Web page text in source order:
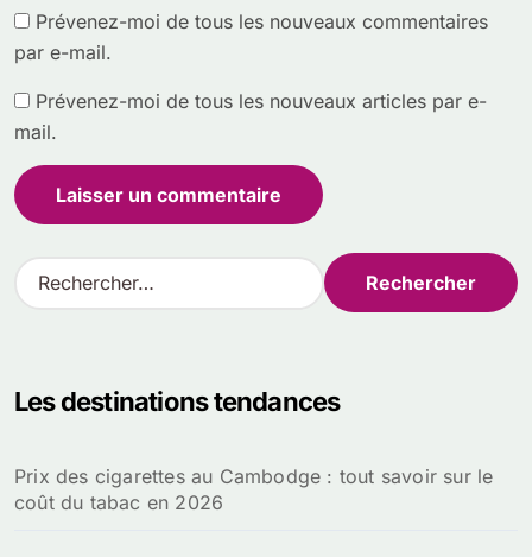
Prévenez-moi de tous les nouveaux commentaires
par e-mail.
Prévenez-moi de tous les nouveaux articles par e-
mail.
R
e
r
e
r
Les destinations tendances
Prix des cigarettes au Cambodge : tout savoir sur le
coût du tabac en 2026